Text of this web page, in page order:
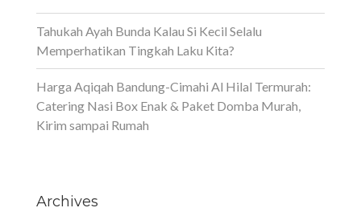
Tahukah Ayah Bunda Kalau Si Kecil Selalu
Memperhatikan Tingkah Laku Kita?
Harga Aqiqah Bandung-Cimahi Al Hilal Termurah:
Catering Nasi Box Enak & Paket Domba Murah,
Kirim sampai Rumah
Archives